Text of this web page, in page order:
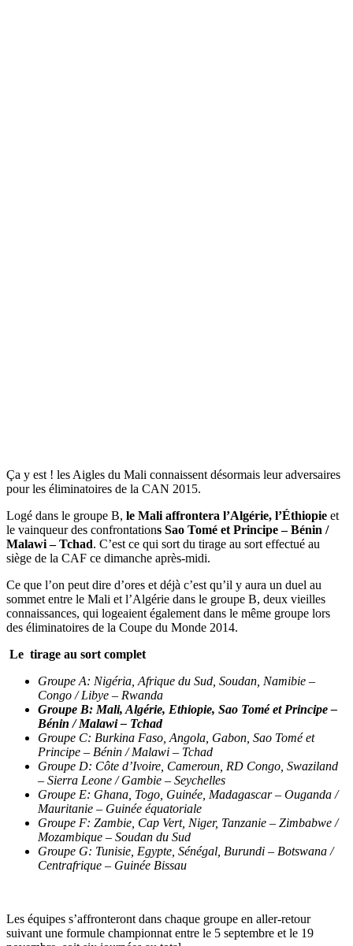
Ça y est ! les Aigles du Mali connaissent désormais leur adversaires
pour les éliminatoires de la CAN 2015.
Logé dans le groupe B, le Mali affrontera l’Algérie, l’Éthiopie et
le vainqueur des confrontations Sao Tomé et Principe – Bénin /
Malawi – Tchad. C’est ce qui sort du tirage au sort effectué au
siège de la CAF ce dimanche après-midi.
Ce que l’on peut dire d’ores et déjà c’est qu’il y aura un duel au
sommet entre le Mali et l’Algérie dans le groupe B, deux vieilles
connaissances, qui logeaient également dans le même groupe lors
des éliminatoires de la Coupe du Monde 2014.
Le tirage au sort complet
Groupe A: Nigéria, Afrique du Sud, Soudan, Namibie –
Congo / Libye – Rwanda
Groupe B: Mali, Algérie, Ethiopie, Sao Tomé et Principe –
Bénin / Malawi – Tchad
Groupe C: Burkina Faso, Angola, Gabon, Sao Tomé et
Principe – Bénin / Malawi – Tchad
Groupe D: Côte d’Ivoire, Cameroun, RD Congo, Swaziland
– Sierra Leone / Gambie – Seychelles
Groupe E: Ghana, Togo, Guinée, Madagascar – Ouganda /
Mauritanie – Guinée équatoriale
Groupe F: Zambie, Cap Vert, Niger, Tanzanie – Zimbabwe /
Mozambique – Soudan du Sud
Groupe G: Tunisie, Egypte, Sénégal, Burundi – Botswana /
Centrafrique – Guinée Bissau
Les équipes s’affronteront dans chaque groupe en aller-retour
suivant une formule championnat entre le 5 septembre et le 19